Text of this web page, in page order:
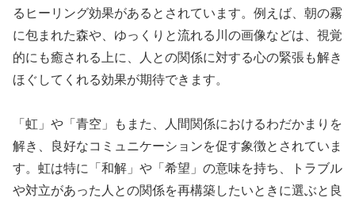
るヒーリング効果があるとされています。例えば、朝の霧
に包まれた森や、ゆっくりと流れる川の画像などは、視覚
的にも癒される上に、人との関係に対する心の緊張も解き
ほぐしてくれる効果が期待できます。
「虹」や「青空」もまた、人間関係におけるわだかまりを
解き、良好なコミュニケーションを促す象徴とされていま
す。虹は特に「和解」や「希望」の意味を持ち、トラブル
や対立があった人との関係を再構築したいときに選ぶと良